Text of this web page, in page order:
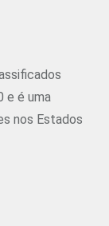
e é uma
nos Estados